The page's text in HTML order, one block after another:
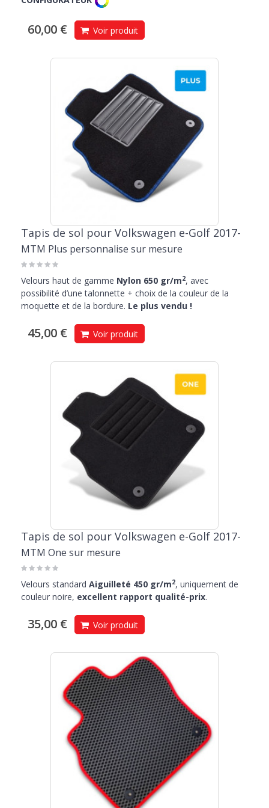
de qualité supérieure, le meilleur choix pour vivre pleinement
60,00 € Voir produit
Tapis de sol pour Volkswagen e-Golf 2017-
MTM Plus personnalise sur mesure
Velours haut de gamme Nylon 650 gr/m2, avec
possibilité d’une talonnette + choix de la couleur de la
moquette et de la bordure. Le plus vendu !
45,00 € Voir produit
Tapis de sol pour Volkswagen e-Golf 2017-
MTM One sur mesure
Velours standard Aiguilleté 450 gr/m2, uniquement de
couleur noire, excellent rapport qualité-prix.
35,00 € Voir produit